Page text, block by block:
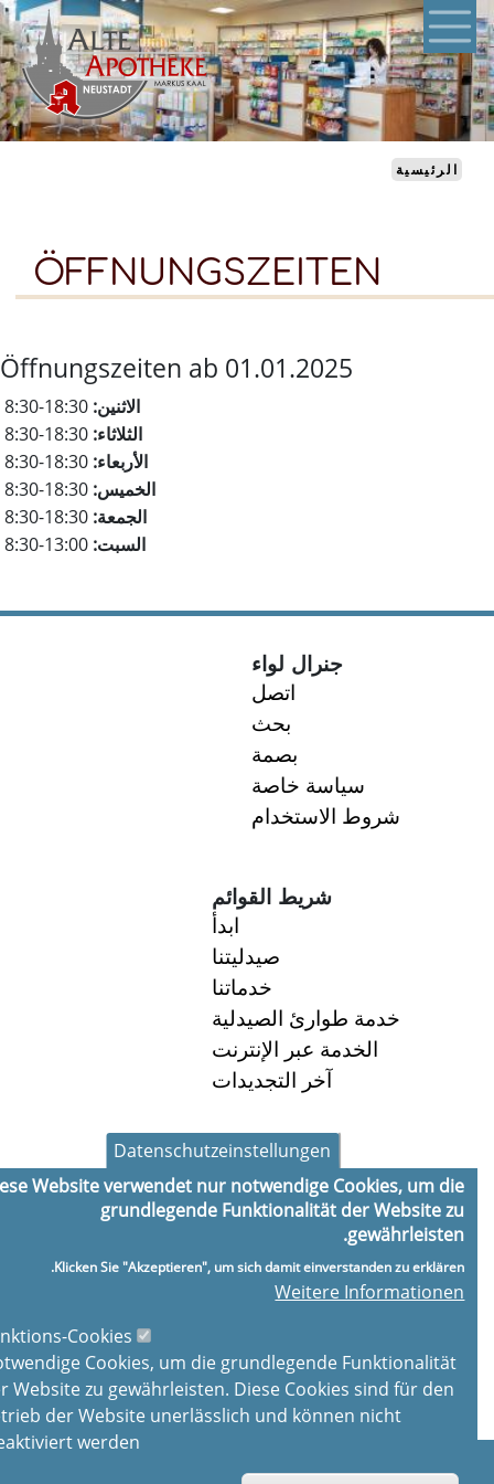
تجاوز
إلى
المحتوى
الرئيسي
رسالة
Malformed inline YAML string: 'Nachricht senden‘
الرئيسية
ÖFFNUNGSZEITEN
Öffnungszeiten ab 01.01.2025
الاثنين:8:30-18:30
الثلاثاء:8:30-18:30
الأربعاء:8:30-18:30
الخميس: 8:30-18:30
الجمعة:8:30-18:30
السبت:8:30-13:00
جنرال لواء
اتصل
بحث
بصمة
سياسة خاصة
شروط الاستخدام
شريط القوائم
ابدأ
صيدليتنا
خدماتنا
خدمة طوارئ الصيدلية
الخدمة عبر الإنترنت
آخر التجديدات
ساعات العمل
الاثنين:
8:30-18:30
8:30-18:30
الأربعاء:
8:30-18:30
الخميس:
8:30-18:30
السبت:
8:30-13:00
Datenschutzeinstellungen
Website verwendet nur notwendige Cookies, um die
grundlegende Funktionalität der Website zu
gewährleisten.
Klicken Sie "Akzeptieren", um sich damit einverstanden zu erklären.
Weitere Informationen
Cookies
Cookies, um die grundlegende Funktionalität
Website zu gewährleisten. Diese Cookies sind für den
der Website unerlässlich und können nicht
deaktiviert werden.